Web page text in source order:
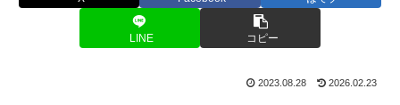
LINE コピー
2023.08.28 2026.02.23